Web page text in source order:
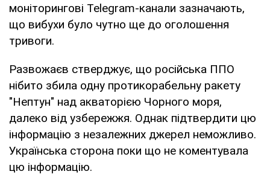
моніторингові Telegram-канали зазначають,
що вибухи було чутно ще до оголошення
тривоги.
Развожаєв стверджує, що російська ППО
нібито збила одну протикорабельну ракету
"Нептун" над акваторією Чорного моря,
далеко від узбережжя. Однак підтвердити цю
інформацію з незалежних джерел неможливо.
Українська сторона поки що не коментувала
цю інформацію.